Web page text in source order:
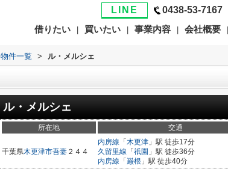
LINE 0438-53-7167
借りたい 買いたい 事業内容 会社概要
物件一覧 > ル・メルシェ
ル・メルシェ
所在地 交通
千葉県木更津市吾妻 ２４４
内房線 「 木更津 」駅 徒歩17分
久留里線 「 祇園 」駅 徒歩36分
内房線 「 巌根 」駅 徒歩40分